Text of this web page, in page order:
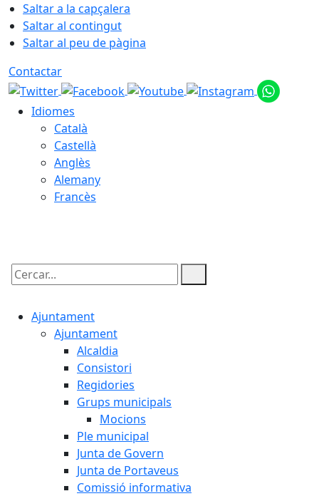
Saltar a la capçalera
Saltar al contingut
Saltar al peu de pàgina
Contactar
Idiomes
Català
Castellà
Anglès
Alemany
Francès
Cercar:
Ajuntament
Ajuntament
Alcaldia
Consistori
Regidories
Grups municipals
Mocions
Ple municipal
Junta de Govern
Junta de Portaveus
Comissió informativa